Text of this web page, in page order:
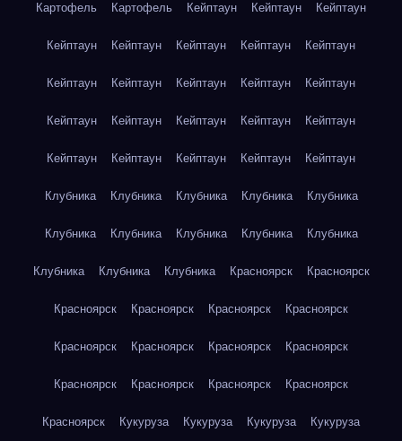
Картофель Картофель Кейптаун Кейптаун Кейптаун
Кейптаун Кейптаун Кейптаун Кейптаун Кейптаун
Кейптаун Кейптаун Кейптаун Кейптаун Кейптаун
Кейптаун Кейптаун Кейптаун Кейптаун Кейптаун
Кейптаун Кейптаун Кейптаун Кейптаун Кейптаун
Клубника Клубника Клубника Клубника Клубника
Клубника Клубника Клубника Клубника Клубника
Клубника Клубника Клубника Красноярск Красноярск
Красноярск Красноярск Красноярск Красноярск
Красноярск Красноярск Красноярск Красноярск
Красноярск Красноярск Красноярск Красноярск
Красноярск Кукуруза Кукуруза Кукуруза Кукуруза